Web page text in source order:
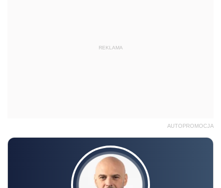
REKLAMA
AUTOPROMOCJA